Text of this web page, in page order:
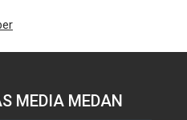
MEDIA MEDAN